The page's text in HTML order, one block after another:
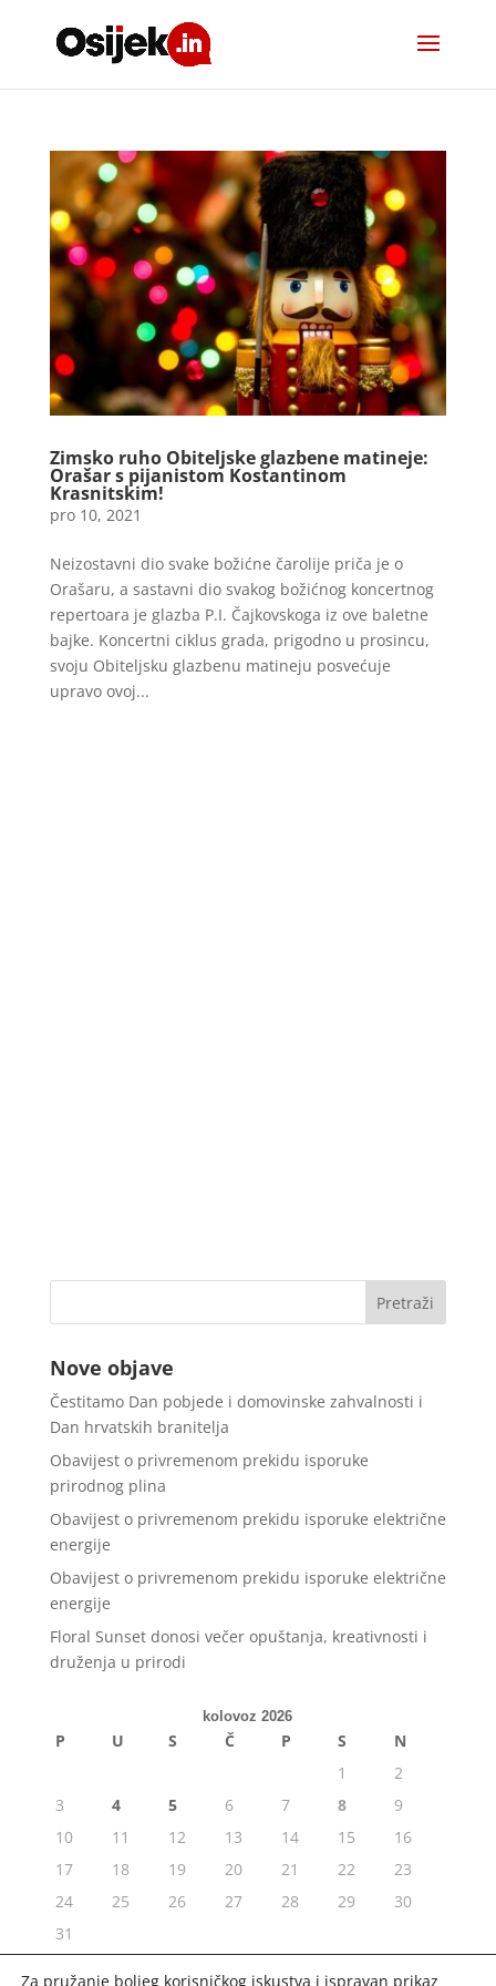
Zimsko ruho Obiteljske glazbene matineje:
Orašar s pijanistom Kostantinom
Krasnitskim!
pro 10, 2021
Neizostavni dio svake božićne čarolije priča je o
Orašaru, a sastavni dio svakog božićnog koncertnog
repertoara je glazba P.I. Čajkovskoga iz ove baletne
bajke. Koncertni ciklus grada, prigodno u prosincu,
svoju Obiteljsku glazbenu matineju posvećuje
upravo ovoj...
Nove objave
Čestitamo Dan pobjede i domovinske zahvalnosti i
Dan hrvatskih branitelja
Obavijest o privremenom prekidu isporuke
prirodnog plina
Obavijest o privremenom prekidu isporuke električne
energije
Obavijest o privremenom prekidu isporuke električne
energije
Floral Sunset donosi večer opuštanja, kreativnosti i
druženja u prirodi
kolovoz 2026
P U S Č P S
N
1
2
3
4 5 6 7 8
9
10
11 12 13 14 15
16
17
18 19 20 21 22
23
24
25 26 27 28 29
30
31
« srp
Za pružanje boljeg korisničkog iskustva i ispravan prikaz